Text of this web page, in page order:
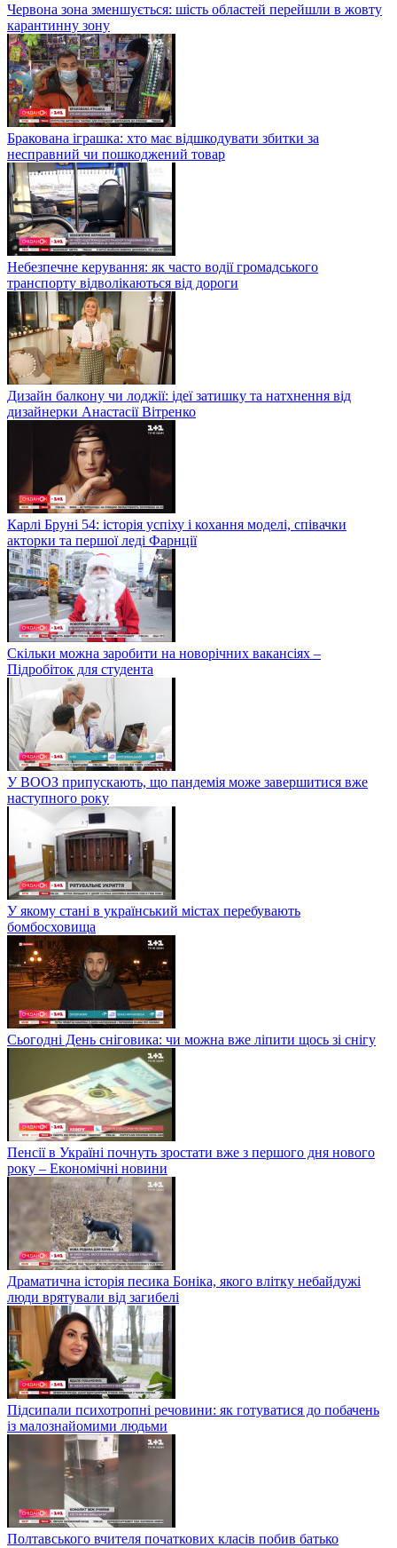
Червона зона зменшується: шість областей перейшли в жовту
карантинну зону
Бракована іграшка: хто має відшкодувати збитки за
несправний чи пошкоджений товар
Небезпечне керування: як часто водії громадського
транспорту відволікаються від дороги
Дизайн балкону чи лоджії: ідеї затишку та натхнення від
дизайнерки Анастасії Вітренко
Карлі Бруні 54: історія успіху і кохання моделі, співачки
акторки та першої леді Фарнції
Скільки можна заробити на новорічних вакансіях –
Підробіток для студента
У ВООЗ припускають, що пандемія може завершитися вже
наступного року
У якому стані в український містах перебувають
бомбосховища
Сьогодні День сніговика: чи можна вже ліпити щось зі снігу
Пенсії в Україні почнуть зростати вже з першого дня нового
року – Економічні новини
Драматична історія песика Боніка, якого влітку небайдужі
люди врятували від загибелі
Підсипали психотропні речовини: як готуватися до побачень
із малознайомими людьми
Полтавського вчителя початкових класів побив батько